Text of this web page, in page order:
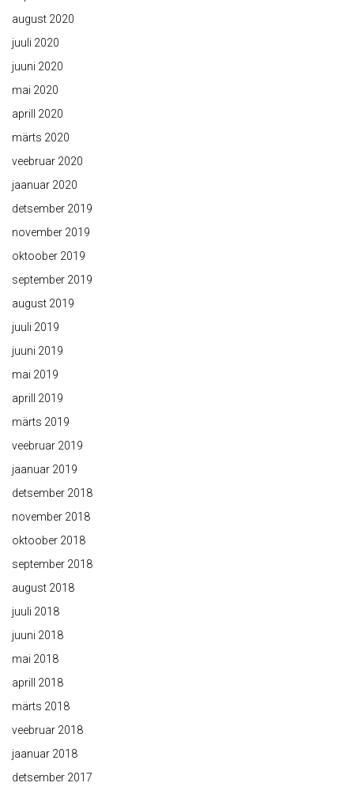
august 2020
juuli 2020
juuni 2020
mai 2020
aprill 2020
märts 2020
veebruar 2020
jaanuar 2020
detsember 2019
november 2019
oktoober 2019
september 2019
august 2019
juuli 2019
juuni 2019
mai 2019
aprill 2019
märts 2019
veebruar 2019
jaanuar 2019
detsember 2018
november 2018
oktoober 2018
september 2018
august 2018
juuli 2018
juuni 2018
mai 2018
aprill 2018
märts 2018
veebruar 2018
jaanuar 2018
detsember 2017